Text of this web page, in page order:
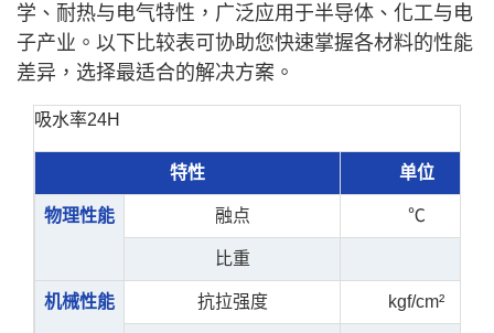
学、耐热与电气特性，广泛应用于半导体、化工与电
子产业。以下比较表可协助您快速掌握各材料的性能
差异，选择最适合的解决方案。
吸水率24H
特性 单位
物理性能 融点 ℃
比重
机械性能 抗拉强度 kgf/cm²